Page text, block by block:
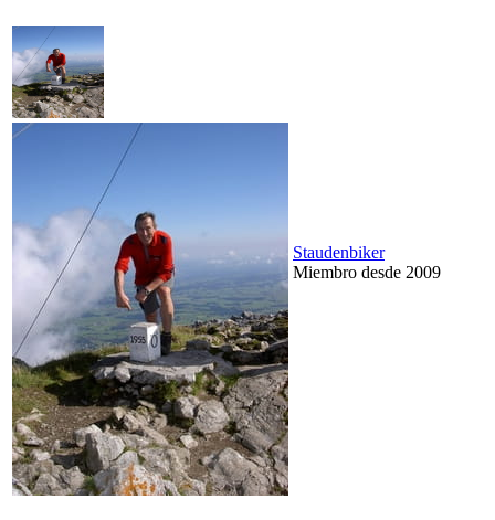
Staudenbiker
Miembro desde 2009